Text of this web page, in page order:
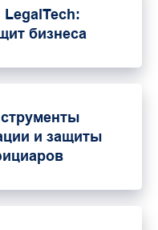
бизнеса
и защиты